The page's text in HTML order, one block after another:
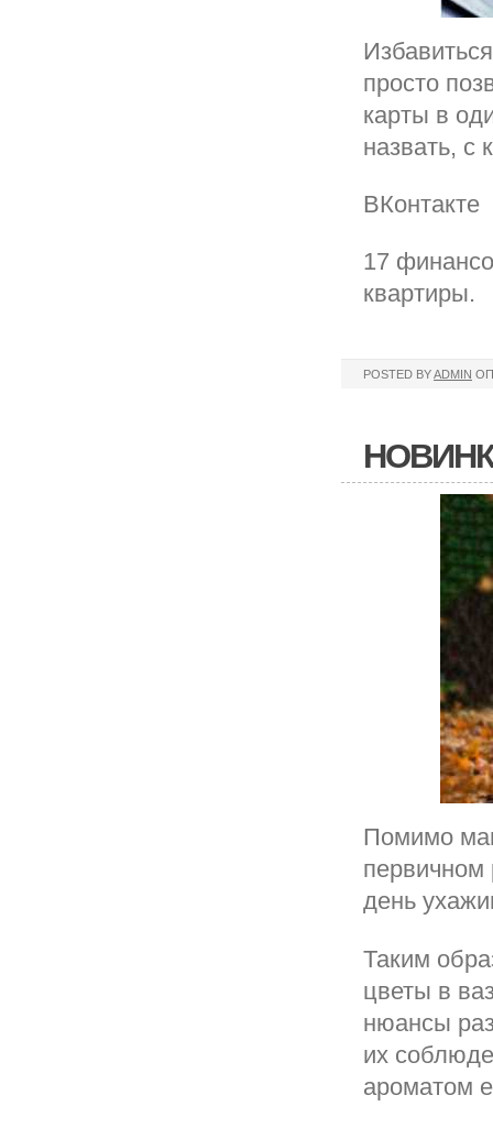
просто
карты в
назвать, с
ВКонтакте
17
квартиры.
POSTED BYADMIN
Помимо
первичном
день
Таким
цветы в
нюансы
их
ароматом